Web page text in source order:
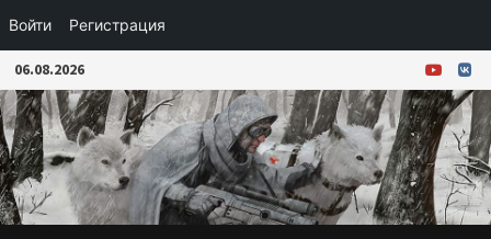
Войти Регистрация
Перейти
к
содержимому
06.08.2026